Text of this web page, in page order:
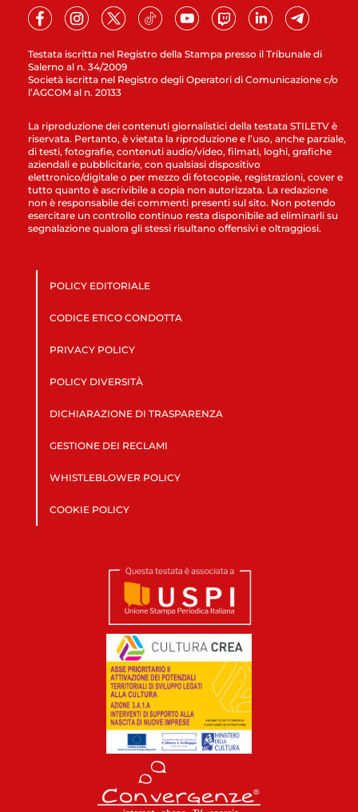
Testata iscritta nel Registro della Stampa presso il Tribunale di
Salerno al n. 34/2009
Società iscritta nel Registro degli Operatori di Comunicazione c/o
l’AGCOM al n. 20133
La riproduzione dei contenuti giornalistici della testata STILETV è
riservata. Pertanto, è vietata la riproduzione e l’uso, anche parziale,
di testi, fotografie, contenuti audio/video, filmati, loghi, grafiche
aziendali e pubblicitarie, con qualsiasi dispositivo
elettronico/digitale o per mezzo di fotocopie, registrazioni, cover e
tutto quanto è ascrivibile a copia non autorizzata. La redazione
non è responsabile dei commenti presenti sul sito. Non potendo
esercitare un controllo continuo resta disponibile ad eliminarli su
segnalazione qualora gli stessi risultano offensivi e oltraggiosi.
POLICY EDITORIALE
CODICE ETICO CONDOTTA
PRIVACY POLICY
POLICY DIVERSITÀ
DICHIARAZIONE DI TRASPARENZA
GESTIONE DEI RECLAMI
WHISTLEBLOWER POLICY
COOKIE POLICY